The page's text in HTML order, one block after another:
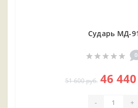
Сударь МД-
0
51 600 руб. 46
- +